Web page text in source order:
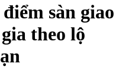
sàn giao
theo lộ